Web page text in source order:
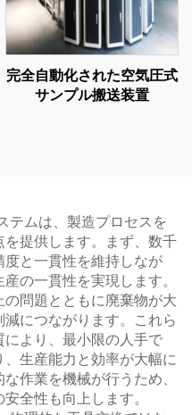
完全自動化された空気圧式
サンプル搬送装置
テムは、製造プロセスを
提供します。まず、数千
と一貫性を維持しなが
の一貫性を実現します。
問題とともに廃棄物が大
につながります。これら
より、最小限の人手で
生産能力と効率が大幅に
作業を機械が行うため、
全性も向上します。